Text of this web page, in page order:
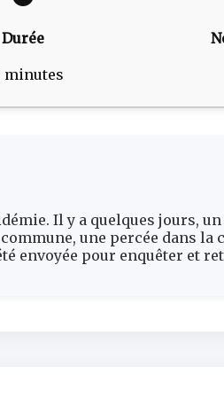
Durée
minutes
Il y a quelques jours,
une percée dans la
envoyée pour enquêter et